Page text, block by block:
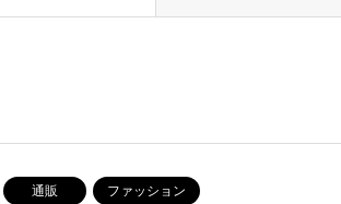
通販 ファッション